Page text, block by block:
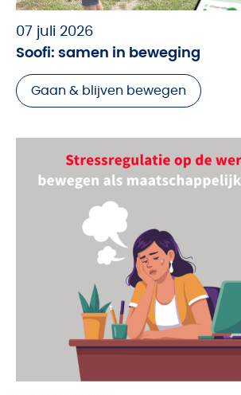
07 juli 2026
Soofi: samen in beweging
Gaan & blijven bewegen